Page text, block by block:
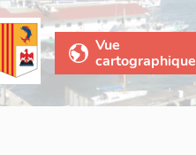
Vue
cartographique